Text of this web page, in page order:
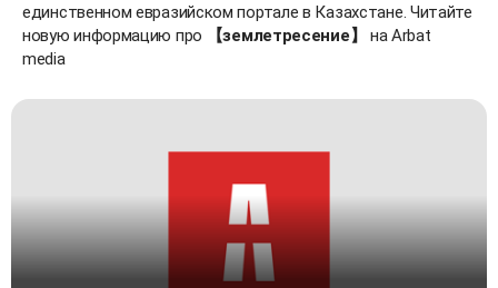
единственном евразийском портале в Казахстане. Читайте
новую информацию про
【землетресение】
на Arbat
media